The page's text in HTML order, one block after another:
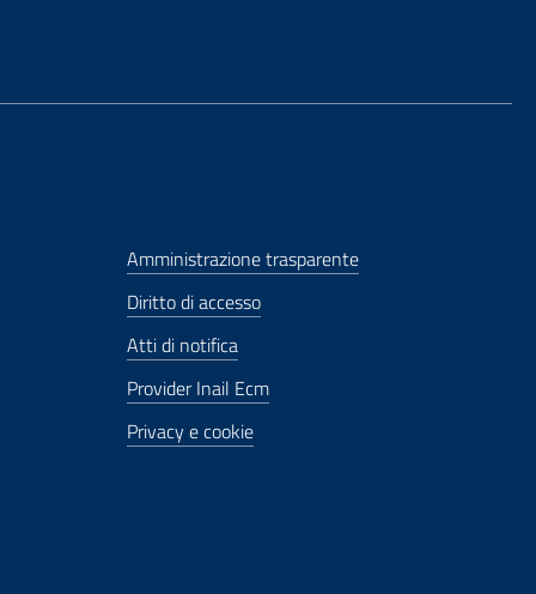
Amministrazione trasparente
Diritto di accesso
Atti di notifica
Provider Inail Ecm
Privacy e cookie